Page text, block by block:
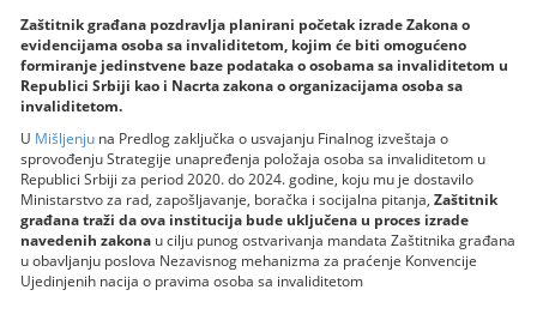
Zaštitnik građana pozdravlja planirani početak izrade Zakona o
evidencijama osoba sa invaliditetom, kojim će biti omogućeno
formiranje jedinstvene baze podataka o osobama sa invaliditetom u
Republici Srbiji kao i Nacrta zakona o organizacijama osoba sa
invaliditetom.
U Mišljenju na Predlog zaključka o usvajanju Finalnog izveštaja o
sprovođenju Strategije unapređenja položaja osoba sa invaliditetom u
Republici Srbiji za period 2020. do 2024. godine, koju mu je dostavilo
Ministarstvo za rad, zapošljavanje, boračka i socijalna pitanja,Zaštitnik
građana traži da ova institucija bude uključena u proces izrade
navedenih zakona u cilju punog ostvarivanja mandata Zaštitnika građana
u obavljanju poslova Nezavisnog mehanizma za praćenje Konvencije
Ujedinjenih nacija o pravima osoba sa invaliditetom